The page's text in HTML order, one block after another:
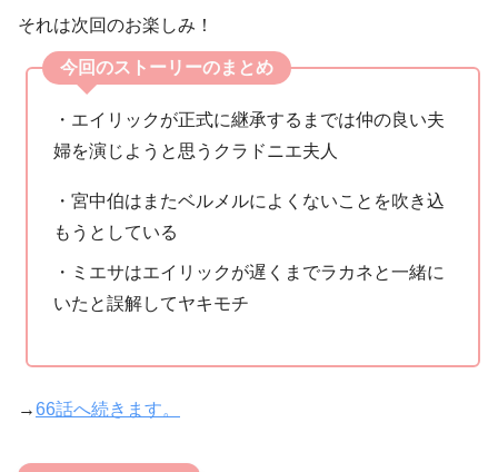
それは次回のお楽しみ！
今回のストーリーのまとめ
・エイリックが正式に継承するまでは仲の良い夫
婦を演じようと思うクラドニエ夫人
・宮中伯はまたベルメルによくないことを吹き込
もうとしている
・ミエサはエイリックが遅くまでラカネと一緒に
いたと誤解してヤキモチ
→66話へ続きます。